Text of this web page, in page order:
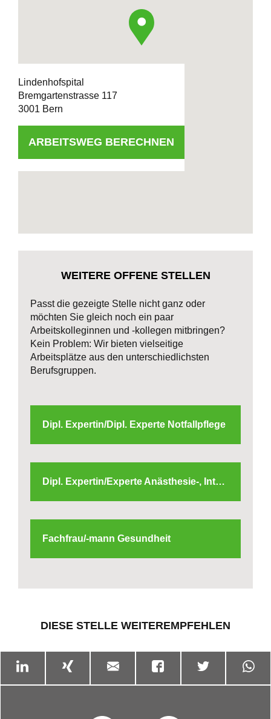
Lindenhofspital
Bremgartenstrasse 117
3001 Bern
ARBEITSWEG BERECHNEN
WEITERE OFFENE STELLEN
Passt die gezeigte Stelle nicht ganz oder
möchten Sie gleich noch ein paar
Arbeitskolleginnen und -kollegen mitbringen?
Kein Problem: Wir bieten vielseitige
Arbeitsplätze aus den unterschiedlichsten
Berufsgruppen.
Dipl. Expertin/Dipl. Experte Notfallpflege
Dipl. Expertin/Experte Anästhesie-, Intensiv- oder Notfallpflege (NDS) oder Dipl. Pflegefachfrau/-mann mit NDK Überwachungspflege
Fachfrau/-mann Gesundheit
DIESE STELLE WEITEREMPFEHLEN